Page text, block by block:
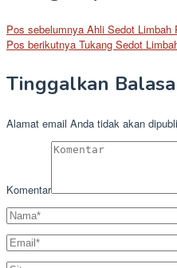
Pos sebelumnya Ahli Sedot Limbah
Pos berikutnya Tukang Sedot
Tinggalkan
Alamat email Anda tidak akan
Komentar